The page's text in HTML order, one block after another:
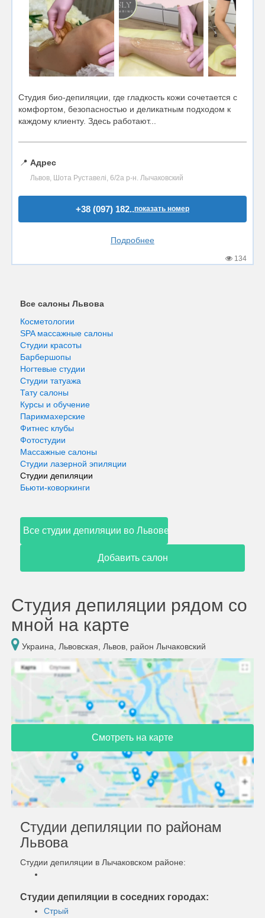
Студия био-депиляции, где гладкость кожи сочетается с
комфортом, безопасностью и деликатным подходом к
каждому клиенту. Здесь работают...
📍 Адрес
Львов, Шота Руставелі, 6/2а р-н. Лычаковский
+38 (097) 182..показать номер
Подробнее
134
Все салоны Львова
Косметологии
SPA массажные салоны
Студии красоты
Барбершопы
Ногтевые студии
Студии татуажа
Тату салоны
Курсы и обучение
Парикмахерские
Фитнес клубы
Фотостудии
Массажные салоны
Студии лазерной эпиляции
Студии депиляции
Бьюти-коворкинги
Все студии депиляции во Львове
Добавить салон
Студия депиляции рядом со
мной на карте
Украина, Львовская, Львов, район Лычаковский
Смотреть на карте
Студии депиляции по районам
Львова
Студии депиляции в Лычаковском районе:
Студии депиляции в соседних городах:
Стрый